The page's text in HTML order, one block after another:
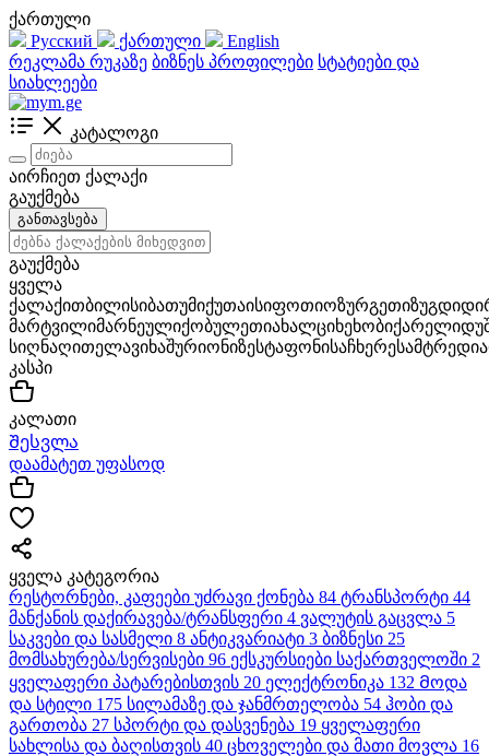
ქართული
Русский
ქართული
English
რეკლამა რუკაზე ბიზნეს პროფილები სტატიები და
სიახლეები
კატალოგი
აირჩიეთ ქალაქი
გაუქმება
განთავსება
გაუქმება
ყველა
ქალაქითბილისიბათუმიქუთაისიფოთიოზურგეთიზუგდიდი
მარტვილიმარნეულიქობულეთიახალციხეხობიქარელი
სიღნაღითელავიხაშურიონიზესტაფონისაჩხერესამტრედია
კასპი
კალათი
Შესვლა
დაამატეთ უფასოდ
ყველა კატეგორია
რესტორნები, კაფეები უძრავი ქონება 84 ტრანსპორტი 44
მანქანის დაქირავება/ტრანსფერი 4 ვალუტის გაცვლა 5
საკვები და სასმელი 8 ანტიკვარიატი 3 ბიზნესი 25
მომსახურება/სერვისები 96 ექსკურსიები საქართველოში 2
ყველაფერი პატარებისთვის 20 ელექტრონიკა 132 Მოდა
და სტილი 175 სილამაზე და ჯანმრთელობა 54 ჰობი და
გართობა 27 სპორტი და დასვენება 19 ყველაფერი
სახლისა და ბაღისთვის 40 ცხოველები და მათი მოვლა 16